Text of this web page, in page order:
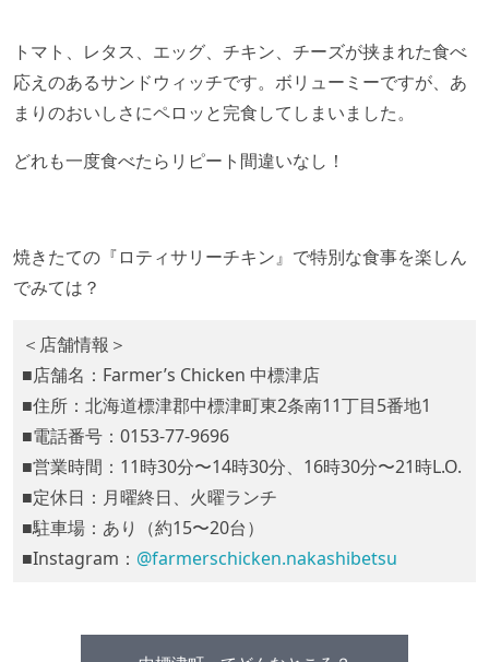
トマト、レタス、エッグ、チキン、チーズが挟まれた食べ
応えのあるサンドウィッチです。 ボリューミーですが、あ
まりのおいしさにペロッと完食してしまいました。
どれも一度食べたらリピート間違いなし！
焼きたての『ロティサリーチキン』で特別な食事を楽しん
でみては？
＜店舗情報＞
■店舗名：Farmer’s Chicken 中標津店
■住所：北海道標津郡中標津町東2条南11丁目5番地1
■電話番号：0153-77-9696
■営業時間：11時30分〜14時30分、16時30分〜21時L.O.
■定休日：月曜終日、火曜ランチ
■駐車場：あり（約15〜20台）
■Instagram： @farmerschicken.nakashibetsu